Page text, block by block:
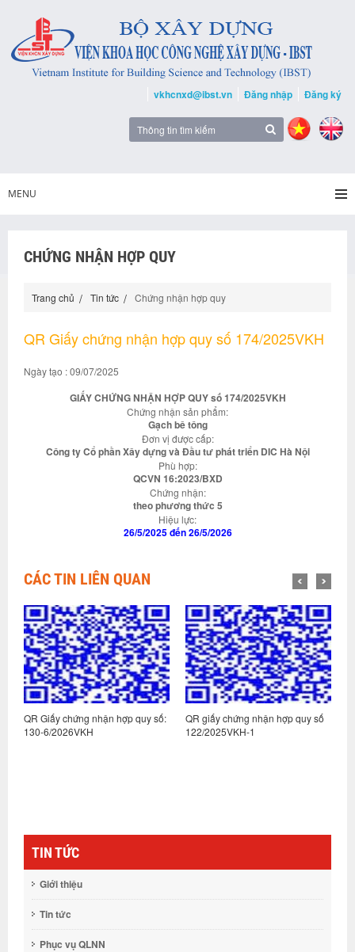
vkhcnxd@ibst.vn Đăng nhập Đăng ký
MENU
CHỨNG NHẬN HỢP QUY
Trang chủ Tin tức Chứng nhận hợp quy
QR Giấy chứng nhận hợp quy số 174/2025VKH
Ngày tạo : 09/07/2025
GIẤY CHỨNG NHẬN HỢP QUY số 174/2025VKH
Chứng nhận sản phẩm:
Gạch bê tông
Đơn vị được cấp:
Công ty Cổ phần Xây dựng và Đầu tư phát triển DIC Hà Nội
Phù hợp:
QCVN 16:2023/BXD
Chứng nhận:
theo phương thức 5
Hiệu lực:
26/5/2025 đến 26/5/2026
CÁC TIN LIÊN QUAN
QR Giấy chứng nhận hợp quy số:
130-6/2026VKH
QR giấy chứng nhận hợp quy số
122/2025VKH-1
TIN TỨC
Giới thiệu
Tin tức
Phục vụ QLNN